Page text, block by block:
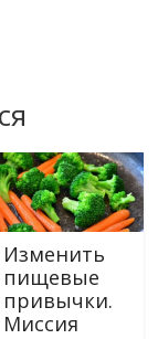
Изменить
пищевые
привычки.
Миссия